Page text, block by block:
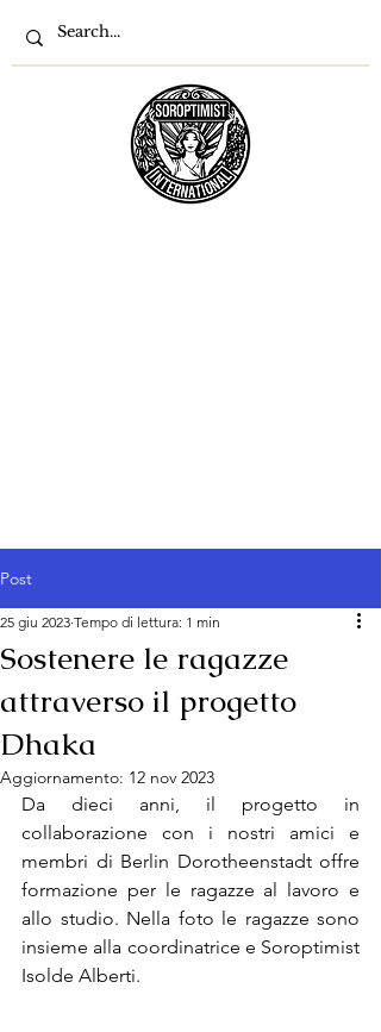
Post
Sostenere le ragazze
attraverso il progetto
Dhaka
25 giu 2023 Tempo di lettura: 1 min
Aggiornamento: 12 nov 2023
Da dieci anni, il progetto in
collaborazione con i nostri amici e
membri di Berlin Dorotheenstadt offre
formazione per le ragazze al lavoro e
allo studio. Nella foto le ragazze sono
insieme alla coordinatrice e Soroptimist
Isolde Alberti.